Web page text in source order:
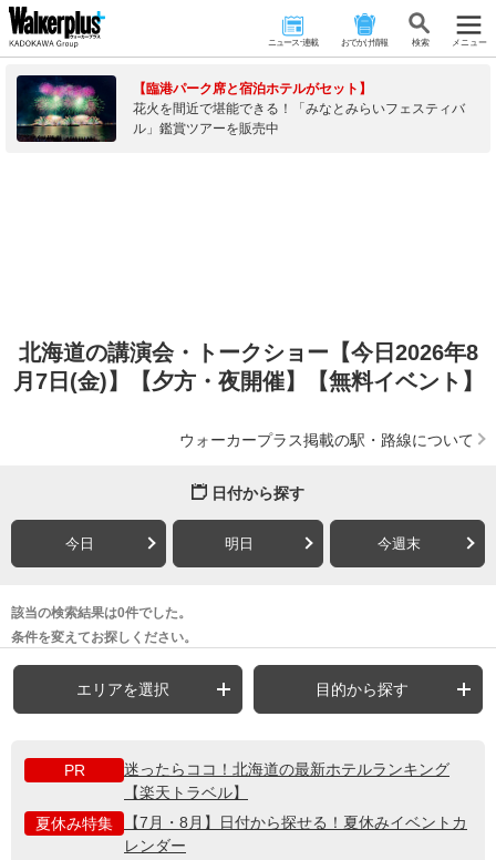
ニュース･連載 おでかけ情報 検 索 メニュー
【臨港パーク席と宿泊ホテルがセット】
花火を間近で堪能できる！「みなとみらいフェスティバ
ル」鑑賞ツアーを販売中
北海道の講演会・トークショー【今日2026年8
月7日(金)】【夕方・夜開催】【無料イベント】
ウォーカープラス掲載の駅・路線について
日付から探す
今日 明日 今週末
該当の検索結果は0件でした。
条件を変えてお探しください。
エリアを選択 目的から探す
PR
迷ったらココ！北海道の最新ホテルランキング
【楽天トラベル】
夏休み特集
【7月・8月】日付から探せる！夏休みイベントカ
レンダー